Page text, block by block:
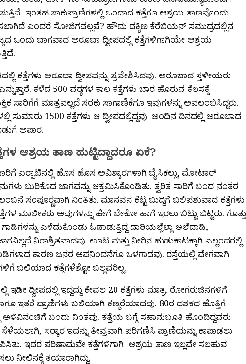
ಇಂತಹ ಸಾಕುಪ್ರಾಣಿಗಳಲ್ಲಿ ಒಂದಾದ ಕತ್ತೆಗೂ ಆಶ್ರಯ ತಾಣವೊಂದು
ಎಂದರೆ ಸೋಜಿಗವಲ್ಲವೆ? ಹೌದು ದಕ್ಶಿಣ ಕೆರೆಬಿಯನ್ ಸಮುದ್ರದಲ್ಲಿನ
ಒಂದು ಬಾಗವಾದ ಅರೂಬಾ ದ್ವೀಪದಲ್ಲಿ ಕತ್ತೆಗಳಿಗಾಗಿಯೇ ಆಶ್ರಯ
ಅರೂಬಾ ದ್ವೀಪವನ್ನು ಪ್ರವೇಶಿಸಿದವು. ಅರೂಬಾದ ಸ್ತಳೀಯರು
ಎನ್ನುತ್ತಾರೆ. ಕಳೆದ 500 ವರ‍್ಶಗಳ ಕಾಲ ಕತ್ತೆಗಳು ಬಾರ ಹೊರುವ ಕೆಲಸಕ್ಕೆ
ಸಾರಿಗೆಗೆ ಮಾತ್ರವಲ್ಲದೆ ಸರಕು ಸಾಗಾಣಿಕೆಗೂ ಇವುಗಳನ್ನು ಅವಲಂಬಿಸಿದ್ದರು.
ಸುಮಾರು 1500 ಕತ್ತೆಗಳು ಆ ದ್ವೀಪದಲ್ಲಿದ್ದವು. ಅಂದಿನ ದಿನದಲ್ಲಿ ಅರೂಬಾದ
ಅಪಾರ.
ಆಶ್ರಯ ತಾಣ ಹುಟ್ಟಿದ್ದಾದರೂ ಏಕೆ?
ಏರ‍್ಪಾಟಿನಲ್ಲಿ ಹೊಸ ಹೊಸ ಅವಿಶ್ಕಾರಗಳಾಗಿ ಬೈಸಿಕಲ್ಲು, ಮೋಟಾರ್
ಬುರಿಕೊದ ಜಾಗವನ್ನು ಆಕ್ರಮಿಸಿಕೊಂಡಿತು. ತ್ವರಿತ ಸಾರಿಗೆ ಬಂದ ನಂತರ
ಸಂಪೂರ‍್ಣವಾಗಿ ನಿಂತಿತು. ಮಾನವನ ಕೆಟ್ಟ ಬುದ್ದಿಗೆ ಬಲಿಪಶುವಾದ ಕತ್ತೆಗಳು
ಮಾಲೀಕರು ಅವುಗಳನ್ನು ಹೇಗೆ ಬೇಕೋ ಹಾಗೆ ಇರಲು ಬಿಟ್ಟು ಬಿಟ್ಟರು. ಗೊತ್ತು
ಎಳೆದುಕೊಂಡು ಓಡಾಡುತ್ತಿದ್ದ ದಾರಿಯಲ್ಲೆಲ್ಲಾ ಅಲೆದಾಡಿ,
ನಿರಾಶ್ರಿತವಾದವು. ಊಟ ಮತ್ತು ನೀರಿನ ಹುಡುಕಾಟಕ್ಕಾಗಿ ಎಲ್ಲಂದರಲ್ಲಿ
ಕಾರಣ ಜನರ ಅಪನಿಂದನೆಗೂ ಒಳಗಾದವು. ರಸ್ತೆಯಲ್ಲಿ ವೇಗವಾಗಿ
ಬಲಿಯಾದ ಕತ್ತೆಗಳೆಶ್ಟೋ ಬಲ್ಲವರಿಲ್ಲ.
ದ್ವೀಪದಲ್ಲಿ ಇದ್ದದ್ದು ಕೇವಲ 20 ಕತ್ತೆಗಳು ಮಾತ್ರ. ರೋಗರುಜಿನಗಳಿಗೆ
ಇತರೆ ಪ್ರಾಣಿಗಳು ಬಲಿಯಾಗಿ ಕಣ್ಮರೆಯಾದವು. 80ರ ದಶಕದ ಹೊತ್ತಿಗೆ
ಅಳಿವಿನಂಚಿಗೆ ಬಂದು ನಿಂತವು. ಕತ್ತೆಯ ಬಗ್ಗೆ ಸಹಾನುಬೂತಿ ಹೊಂದಿದ್ದವರು
ಸರ‍್ಕಾರ ಇದನ್ನು ತೀವ್ರವಾಗಿ ಪರಿಗಣಿಸಿ ಪ್ರಾಣಿಯನ್ನು ಕಾಪಾಡಲು
ಇದರ ಪರಿಣಾಮವೇ ಕತ್ತೆಗಳಿಗಾಗಿ ಆಶ್ರಯ ತಾಣ ಇಲ್ಲವೇ ಸಲಹುವ
ನೀಲಿನಕ್ಶೆ ತಯಾರಾಗಿದ್ದು.